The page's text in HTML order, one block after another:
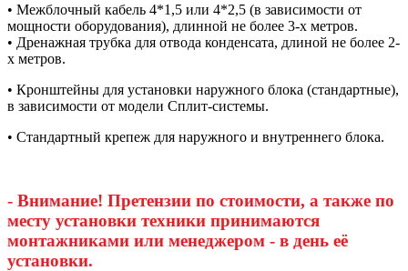
• Межблочный кабель 4*1,5 или 4*2,5 (в зависимости от
мощности оборудования), длинной не более 3-х метров.
• Дренажная трубка для отвода конденсата, длиной не более 2-
х метров.
• Кронштейны для установки наружного блока (стандартные),
в зависимости от модели Сплит-системы.
• Стандартный крепеж для наружного и внутреннего блока.
- Внимание! Претензии по стоимости, а также по
месту установки техники принимаются
монтажниками или менеджером - в день её
установки.